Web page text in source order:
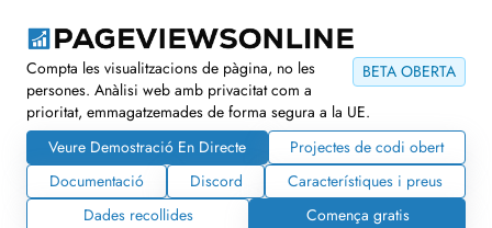
BETA OBERTA
Compta les visualitzacions de pàgina, no les
persones. Anàlisi web amb privacitat com a
prioritat, emmagatzemades de forma segura a la UE.
Veure Demostració En Directe
Projectes de codi obert
Documentació
Discord
Característiques i preus
Dades recollides
Comença gratis